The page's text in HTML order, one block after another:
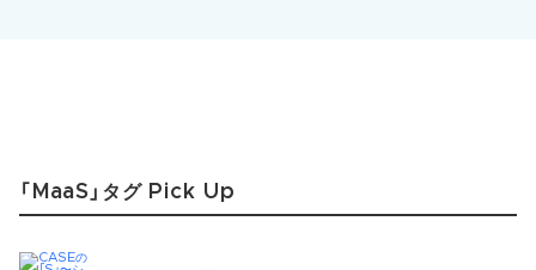
「MaaS」タグ Pick Up